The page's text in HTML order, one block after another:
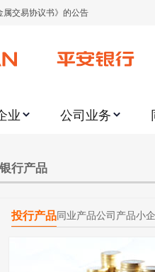
属交易协议书》的公告
知
整合约保证金比例和涨跌幅度限制的
示
书（个人）》的公告
业 公司业务
银行产品
投行产品 同业产品公司产品小